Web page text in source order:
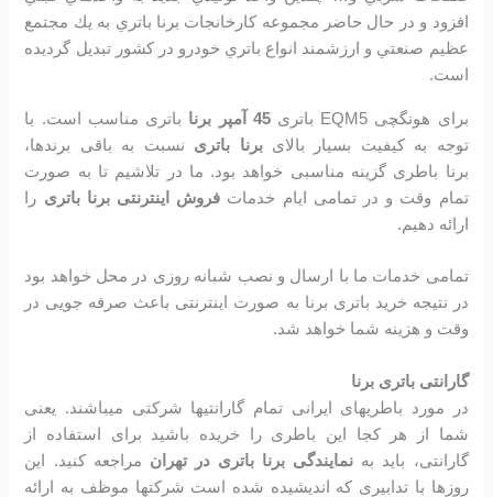
افزود و در حال حاضر مجموعه كارخانجات برنا باتري به يك مجتمع
عظيم صنعتي و ارزشمند انواع باتري خودرو در کشور تبديل گرديده
است.
برای هونگچی EQM5 باتری 45 آمپر برنا
باتری مناسب است. با
توجه به کیفیت بسیار بالایبرنا باتری نسبت به باقی برندها،
برنا باطری گزینه مناسبی خواهد بود. ما در تلاشیم تا به صورت
تمام وقت و در تمامی ایام خدمات فروش اینترنتی برنا باتری را
ارائه دهیم.
تمامی خدمات ما با ارسال و نصب شبانه روزی در محل خواهد بود
در نتیجه خرید باتری برنا به صورت اینترنتی باعث صرفه جویی در
وقت و هزینه شما خواهد شد.
گارانتی باتری برنا
در مورد باطریهای ایرانی تمام گارانتیها شرکتی میباشند. یعنی
شما از هر کجا این باطری را خریده باشید برای استفاده از
گارانتی، باید به نمایندگی برنا باتری در تهران مراجعه کنید. این
روزها با تدابیری که اندیشیده شده است شرکتها موظف به ارائه